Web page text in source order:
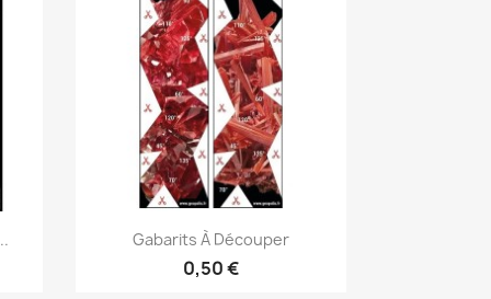
Aperçu rapide
Gabarits À Découper
0,50 €